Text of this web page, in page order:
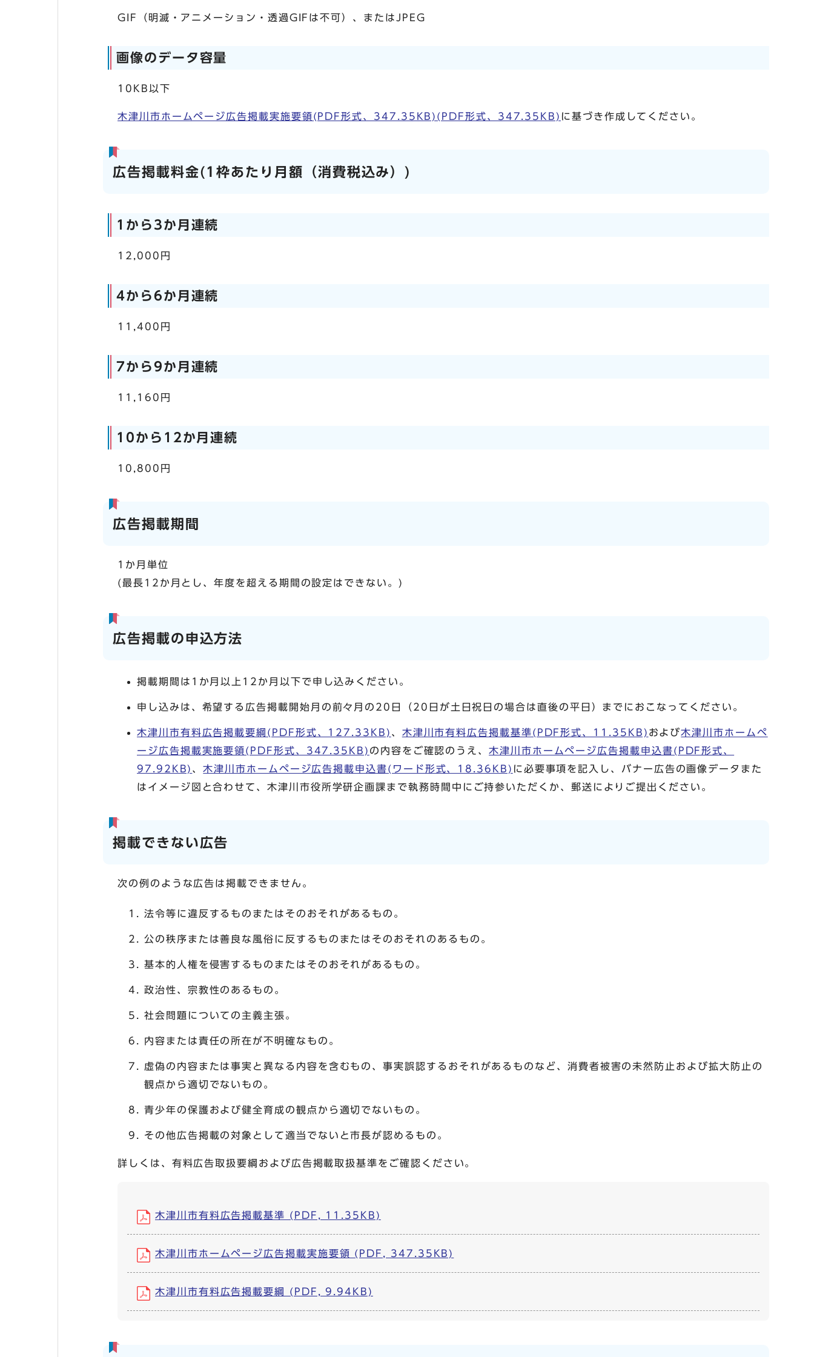
GIF（明滅・アニメーション・透過GIFは不可）、またはJPEG
画像のデータ容量
10KB以下
木津川市ホームページ広告掲載実施要領(PDF形式、347.35KB)(PDF形式、347.35KB) に基づき作成してください。
広告掲載料金(1枠あたり月額（消費税込み）)
1から3か月連続
12,000円
4から6か月連続
11,400円
7から9か月連続
11,160円
10から12か月連続
10,800円
広告掲載期間
1か月単位
(最長12か月とし、年度を超える期間の設定はできない。)
広告掲載の申込方法
掲載期間は1か月以上12か月以下で申し込みください。
申し込みは、希望する広告掲載開始月の前々月の20日（20日が土日祝日の場合は直後の平日）までにおこなってください。
木津川市有料広告掲載要綱(PDF形式、127.33KB) 、 木津川市有料広告掲載基準(PDF形式、11.35KB) および木津川市ホームペ
ージ広告掲載実施要領(PDF形式、347.35KB) の内容をご確認のうえ、木津川市ホームページ広告掲載申込書(PDF形式、
97.92KB) 、木津川市ホームページ広告掲載申込書(ワード形式、18.36KB) に必要事項を記入し、バナー広告の画像データまた
はイメージ図と合わせて、木津川市役所学研企画課まで執務時間中にご持参いただくか、郵送によりご提出ください。
掲載できない広告
次の例のような広告は掲載できません。
法令等に違反するものまたはそのおそれがあるもの。
公の秩序または善良な風俗に反するものまたはそのおそれのあるもの。
基本的人権を侵害するものまたはそのおそれがあるもの。
政治性、宗教性のあるもの。
社会問題についての主義主張。
内容または責任の所在が不明確なもの。
虚偽の内容または事実と異なる内容を含むもの、事実誤認するおそれがあるものなど、消費者被害の未然防止および拡大防止の
観点から適切でないもの。
青少年の保護および健全育成の観点から適切でないもの。
その他広告掲載の対象として適当でないと市長が認めるもの。
詳しくは、有料広告取扱要綱および広告掲載取扱基準をご確認ください。
木津川市有料広告掲載基準 (PDF, 11.35KB)
木津川市ホームページ広告掲載実施要領 (PDF, 347.35KB)
木津川市有料広告掲載要綱 (PDF, 9.94KB)